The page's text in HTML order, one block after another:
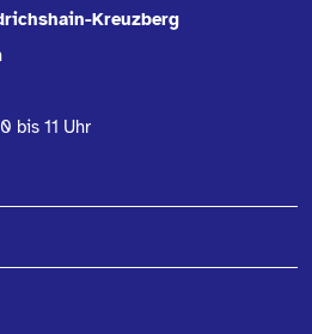
Kreuzberg
bis 11 Uhr